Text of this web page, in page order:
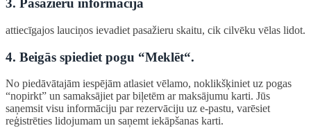
3. Pasažieru informācija
attiecīgajos lauciņos ievadiet pasažieru skaitu, cik cilvēku vēlas lidot.
4. Beigās spiediet pogu “Meklēt“.
No piedāvātajām iespējām atlasiet vēlamo, noklikšķiniet uz pogas
“nopirkt” un samaksājiet par biļetēm ar maksājumu karti. Jūs
saņemsit visu informāciju par rezervāciju uz e-pastu, varēsiet
reģistrēties lidojumam un saņemt iekāpšanas karti.